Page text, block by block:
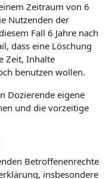
Zeitraum von 6
Nutzenden der
Fall 6 Jahre nach
dass eine Löschung
Zeit, Inhalte
benutzen wollen.
Dozierende eigene
und die vorzeitige
Betroffenenrechte
insbesondere